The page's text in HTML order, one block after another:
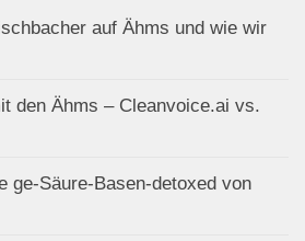
auf Ähms und wie wir
den Ähms – Cleanvoice.ai vs.
ge-Säure-Basen-detoxed von